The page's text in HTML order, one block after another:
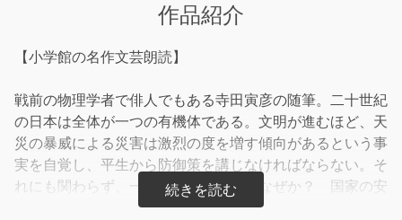
作品紹介
【小学館の名作文芸朗読】
戦前の物理学者で俳人でもある寺田寅彦の随筆。二十世紀
の日本は全体が一つの有機体である。文明が進むほど、天
災の暴威による災害は激烈の度を増す傾向があるという事
実を自覚し、平生から防御策を講じなければならない。そ
れにも関わらず、一向にできないのはなぜか？ 国家の安
全を脅かす敵国に対する防御策は熱心に研究するのに。人